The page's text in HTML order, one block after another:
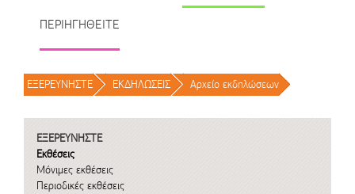
ΠΕΡΙΗΓΗΘΕΙΤΕ
ΕΞΕΡΕΥΝΗΣΤΕ / ΕΚΔΗΛΩΣΕΙΣ / Αρχείο εκδηλώσεων /
ΕΞΕΡΕΥΝΗΣΤΕ
Εκθέσεις
Μόνιμες εκθέσεις
Περιοδικές εκθέσεις